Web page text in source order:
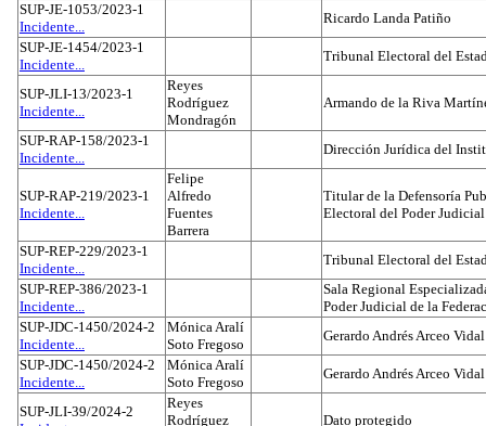
SUP-JE-1053/2023-1
Incidente...
Ricardo Landa Patiño
SUP-JE-1454/2023-1
Incidente...
Tribunal Electoral del
SUP-JLI-13/2023-1
Incidente...
Reyes
Rodríguez
Mondragón
Armando de la Riva
SUP-RAP-158/2023-1
Incidente...
Dirección Jurídica del
SUP-RAP-219/2023-1
Incidente...
Felipe
Alfredo
Fuentes
Barrera
Titular de la Defensoría
Electoral del Poder
SUP-REP-229/2023-1
Incidente...
Tribunal Electoral del
SUP-REP-386/2023-1
Incidente...
Sala Regional
Poder Judicial de la
SUP-JDC-1450/2024-2
Incidente...
Mónica Aralí
Soto Fregoso
Gerardo Andrés Arceo Vidal
SUP-JDC-1450/2024-2
Incidente...
Mónica Aralí
Soto Fregoso
Gerardo Andrés Arceo Vidal
SUP-JLI-39/2024-2
Reyes
Rodríguez
Dato protegido